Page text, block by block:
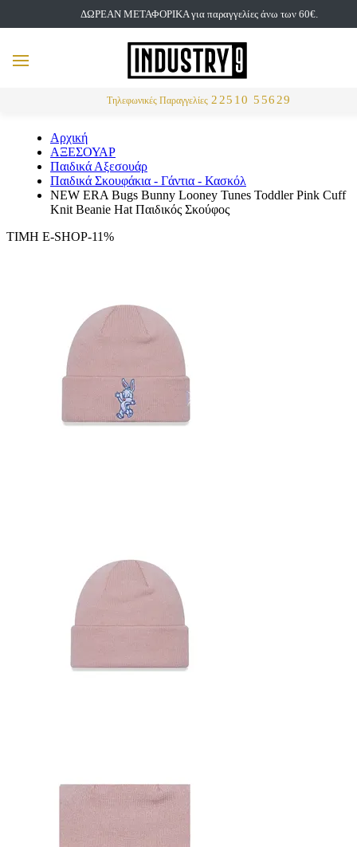
ΔΩΡΕΑΝ ΜΕΤΑΦΟΡΙΚΑ για παραγγελίες άνω των 60€.
Τηλεφωνικές Παραγγελίες 22510 55629
MENU
Αρχική
ΑΞΕΣΟΥΑΡ
Παιδικά Αξεσουάρ
Παιδικά Σκουφάκια - Γάντια - Κασκόλ
NEW ERA Bugs Bunny Looney Tunes Toddler Pink Cuff
Knit Beanie Hat Παιδικός Σκούφος
ΤΙΜΗ E-SHOP-11%